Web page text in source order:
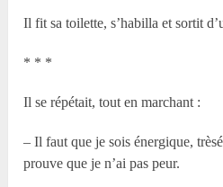
Il fit sa toilette, s’habilla et sortit
* * *
Il se répétait, tout en marchant :
– Il faut que je sois énergique,
prouve que je n’ai pas peur.